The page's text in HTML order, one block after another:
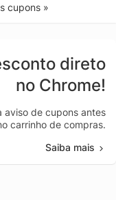
cupons »
direto
no Chrome!
aviso de cupons antes
carrinho de compras.
Saiba mais